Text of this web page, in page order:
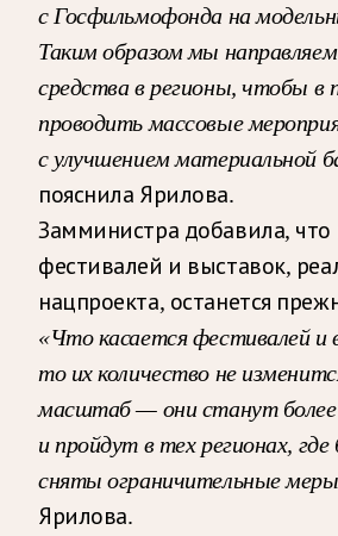
с Госфильмофонда на
Таким образом мы
средства в регионы, чтобы в
проводить массовые
с улучшением материальной
пояснила Ярилова.
Замминистра добавила, что
фестивалей и выставок,
нацпроекта, останется
«Что касается фестивалей и
то их количество не
масштаб — они станут
и пройдут в тех регионах,
сняты ограничительные
Ярилова.